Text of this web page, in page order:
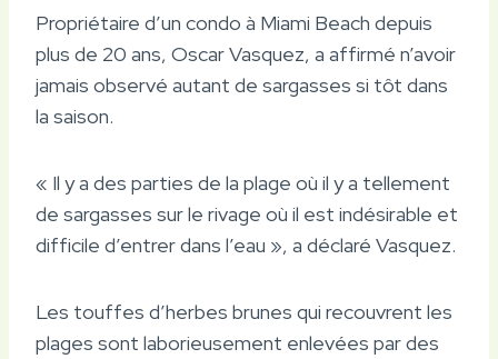
Propriétaire d’un condo à Miami Beach depuis
plus de 20 ans, Oscar Vasquez, a affirmé n’avoir
jamais observé autant de sargasses si tôt dans
la saison.
« Il y a des parties de la plage où il y a tellement
de sargasses sur le rivage où il est indésirable et
difficile d’entrer dans l’eau », a déclaré Vasquez.
Les touffes d’herbes brunes qui recouvrent les
plages sont laborieusement enlevées par des